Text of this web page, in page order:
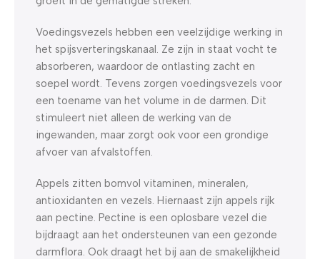
Voedingsvezels hebben een veelzijdige werking in
het spijsverteringskanaal. Ze zijn in staat vocht te
absorberen, waardoor de ontlasting zacht en
soepel wordt. Tevens zorgen voedingsvezels voor
een toename van het volume in de darmen. Dit
stimuleert niet alleen de werking van de
ingewanden, maar zorgt ook voor een grondige
afvoer van afvalstoffen.
Appels zitten bomvol vitaminen, mineralen,
antioxidanten en vezels. Hiernaast zijn appels rijk
aan pectine. Pectine is een oplosbare vezel die
bijdraagt aan het ondersteunen van een gezonde
darmflora. Ook draagt het bij aan de smakelijkheid